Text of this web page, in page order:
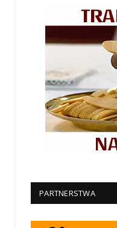
PARTNERSTWA